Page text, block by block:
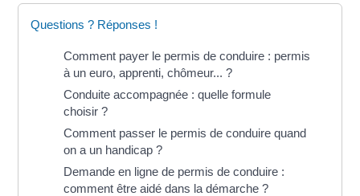
Questions ? Réponses !
Comment payer le permis de conduire : permis
à un euro, apprenti, chômeur... ?
Conduite accompagnée : quelle formule
choisir ?
Comment passer le permis de conduire quand
on a un handicap ?
Demande en ligne de permis de conduire :
comment être aidé dans la démarche ?